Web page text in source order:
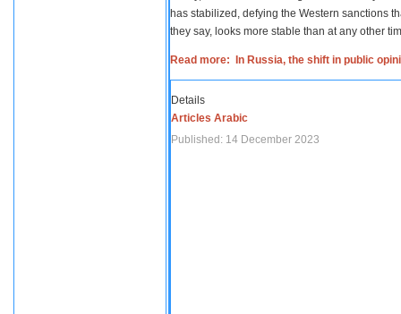
has stabilized, defying the Western sanctions
they say, looks more stable than at any other
Read more: In Russia, the shift in public
Details
Articles Arabic
Published: 14 December 2023